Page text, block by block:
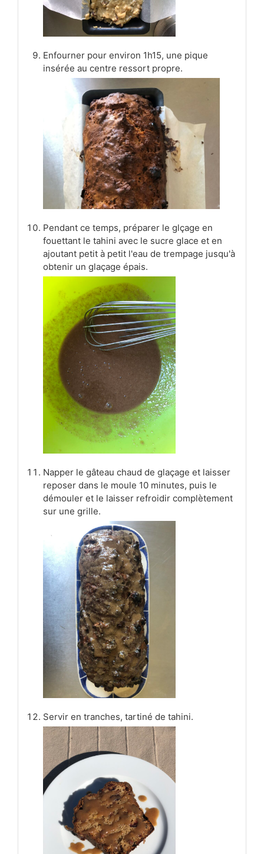
Enfourner pour environ 1h15, une pique
insérée au centre ressort propre.
Pendant ce temps, préparer le glçage en
fouettant le tahini avec le sucre glace et en
ajoutant petit à petit l'eau de trempage jusqu'à
obtenir un glaçage épais.
Napper le gâteau chaud de glaçage et laisser
reposer dans le moule 10 minutes, puis le
démouler et le laisser refroidir complètement
sur une grille.
Servir en tranches, tartiné de tahini.